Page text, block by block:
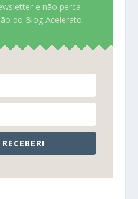
e não perca
do Blog Acelerato.